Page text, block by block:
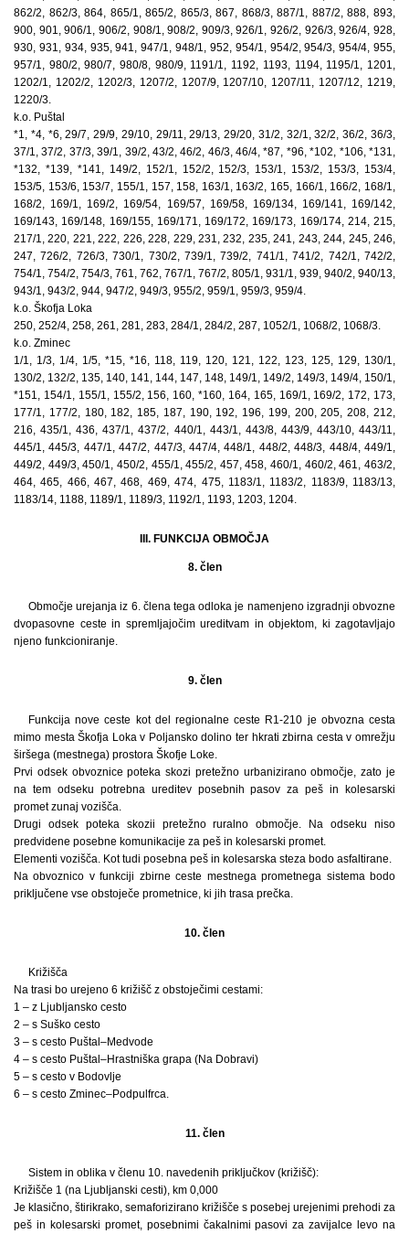
862/2, 862/3, 864, 865/1, 865/2, 865/3, 867, 868/3, 887/1, 887/2, 888, 893,
900, 901, 906/1, 906/2, 908/1, 908/2, 909/3, 926/1, 926/2, 926/3, 926/4, 928,
930, 931, 934, 935, 941, 947/1, 948/1, 952, 954/1, 954/2, 954/3, 954/4, 955,
957/1, 980/2, 980/7, 980/8, 980/9, 1191/1, 1192, 1193, 1194, 1195/1, 1201,
1202/1, 1202/2, 1202/3, 1207/2, 1207/9, 1207/10, 1207/11, 1207/12, 1219,
1220/3.
k.o. Puštal
*1, *4, *6, 29/7, 29/9, 29/10, 29/11, 29/13, 29/20, 31/2, 32/1, 32/2, 36/2, 36/3,
37/1, 37/2, 37/3, 39/1, 39/2, 43/2, 46/2, 46/3, 46/4, *87, *96, *102, *106, *131,
*132, *139, *141, 149/2, 152/1, 152/2, 152/3, 153/1, 153/2, 153/3, 153/4,
153/5, 153/6, 153/7, 155/1, 157, 158, 163/1, 163/2, 165, 166/1, 166/2, 168/1,
168/2, 169/1, 169/2, 169/54, 169/57, 169/58, 169/134, 169/141, 169/142,
169/143, 169/148, 169/155, 169/171, 169/172, 169/173, 169/174, 214, 215,
217/1, 220, 221, 222, 226, 228, 229, 231, 232, 235, 241, 243, 244, 245, 246,
247, 726/2, 726/3, 730/1, 730/2, 739/1, 739/2, 741/1, 741/2, 742/1, 742/2,
754/1, 754/2, 754/3, 761, 762, 767/1, 767/2, 805/1, 931/1, 939, 940/2, 940/13,
943/1, 943/2, 944, 947/2, 949/3, 955/2, 959/1, 959/3, 959/4.
k.o. Škofja Loka
250, 252/4, 258, 261, 281, 283, 284/1, 284/2, 287, 1052/1, 1068/2, 1068/3.
k.o. Zminec
1/1, 1/3, 1/4, 1/5, *15, *16, 118, 119, 120, 121, 122, 123, 125, 129, 130/1,
130/2, 132/2, 135, 140, 141, 144, 147, 148, 149/1, 149/2, 149/3, 149/4, 150/1,
*151, 154/1, 155/1, 155/2, 156, 160, *160, 164, 165, 169/1, 169/2, 172, 173,
177/1, 177/2, 180, 182, 185, 187, 190, 192, 196, 199, 200, 205, 208, 212,
216, 435/1, 436, 437/1, 437/2, 440/1, 443/1, 443/8, 443/9, 443/10, 443/11,
445/1, 445/3, 447/1, 447/2, 447/3, 447/4, 448/1, 448/2, 448/3, 448/4, 449/1,
449/2, 449/3, 450/1, 450/2, 455/1, 455/2, 457, 458, 460/1, 460/2, 461, 463/2,
464, 465, 466, 467, 468, 469, 474, 475, 1183/1, 1183/2, 1183/9, 1183/13,
1183/14, 1188, 1189/1, 1189/3, 1192/1, 1193, 1203, 1204.
III. FUNKCIJA OBMOČJA
8. člen
Območje urejanja iz 6. člena tega odloka je namenjeno izgradnji obvozne
dvopasovne ceste in spremljajočim ureditvam in objektom, ki zagotavljajo
njeno funkcioniranje.
9. člen
Funkcija nove ceste kot del regionalne ceste R1-210 je obvozna cesta
mimo mesta Škofja Loka v Poljansko dolino ter hkrati zbirna cesta v omrežju
širšega (mestnega) prostora Škofje Loke.
Prvi odsek obvoznice poteka skozi pretežno urbanizirano območje, zato je
na tem odseku potrebna ureditev posebnih pasov za peš in kolesarski
promet zunaj vozišča.
Drugi odsek poteka skozii pretežno ruralno območje. Na odseku niso
predvidene posebne komunikacije za peš in kolesarski promet.
Elementi vozišča. Kot tudi posebna peš in kolesarska steza bodo asfaltirane.
Na obvoznico v funkciji zbirne ceste mestnega prometnega sistema bodo
priključene vse obstoječe prometnice, ki jih trasa prečka.
10. člen
Križišča
Na trasi bo urejeno 6 križišč z obstoječimi cestami:
1 – z Ljubljansko cesto
2 – s Suško cesto
3 – s cesto Puštal–Medvode
4 – s cesto Puštal–Hrastniška grapa (Na Dobravi)
5 – s cesto v Bodovlje
6 – s cesto Zminec–Podpulfrca.
11. člen
Sistem in oblika v členu 10. navedenih priključkov (križišč):
Križišče 1 (na Ljubljanski cesti), km 0,000
Je klasično, štirikrako, semaforizirano križišče s posebej urejenimi prehodi za
peš in kolesarski promet, posebnimi čakalnimi pasovi za zavijalce levo na